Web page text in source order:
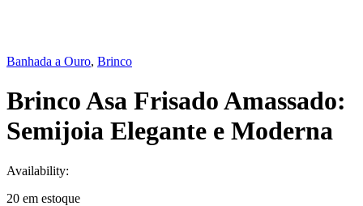
Banhada a Ouro, Brinco
Brinco Asa Frisado Amassado:
Semijoia Elegante e Moderna
Availability:
20 em estoque